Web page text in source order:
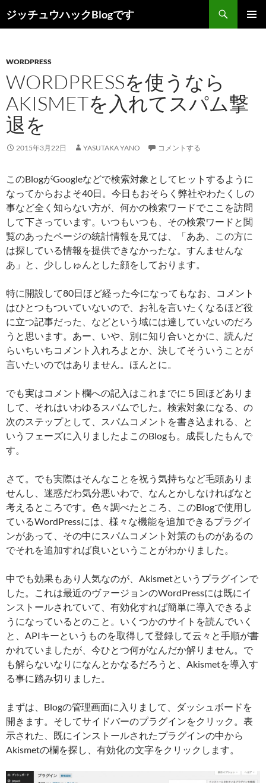
ン
ツ
へ
キ
ッ
プ
ジッチュウハックBlogです
索
WORDPRESS
WORDPRESSを使うなら
AKISMETを入れてスパム撃
退を
2015年3月22日 YASUTAKA YANO コメントする
このBlogがGoogleなどで検索対象としてヒットするように
なってからおよそ40日。今日もおそらく弊社やわたくしの
事など全く知らない方が、何かの検索ワードでここを訪問
して下さっています。いつもいつも、その検索ワードと閲
覧のあったページの統計情報を見ては、「ああ、この方に
は探している情報を提供できなかったな。すんませんな
あ」と、少ししゅんとした顔をしております。
特に開設して80日ほど経った今になってもなお、コメント
はひとつもついていないので、お礼を言いたくなるほど役
に立つ記事だった、などという域には達していないのだろ
うと思います。あー、いや、別に知り合いとかに、読んだ
らいちいちコメント入れろよとか、決してそういうことが
言いたいのではありません。ほんとに。
でも実はコメント欄への記入はこれまでに５回ほどありま
して、それはいわゆるスパムでした。検索対象になる、の
次のステップとして、スパムコメントを書き込まれる、と
いうフェーズに入りましたよこのBlogも。成長したもんで
す。
さて。でも実際はそんなことを祝う気持ちなど毛頭ありま
せんし、迷惑だわ気分悪いわで、なんとかしなければなと
考えるところです。色々調べたところ、このBlogで使用し
ているWordPressには、様々な機能を追加できるプラグイ
ンがあって、その中にスパムコメント対策のものがあるの
でそれを追加すれば良いということがわかりました。
中でも効果もあり人気なのが、Akismetというプラグインで
した。これは最近のヴァージョンのWordPressには既にイ
ンストールされていて、有効化すれば簡単に導入できるよ
うになっているとのこと。いくつかのサイトを読んでいく
と、APIキーというものを取得して登録して云々と手順が書
かれていましたが、今ひとつ何がなんだか解りません。で
も解らないなりになんとかなるだろうと、Akismetを導入す
る事に踏み切りました。
まずは、Blogの管理画面に入りまして、ダッシュボードを
開きます。そしてサイドバーのプラグインをクリック。表
示された、既にインストールされたプラグインの中から
Akismetの欄を探し、有効化の文字をクリックします。